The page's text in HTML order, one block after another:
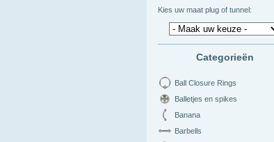
Kies uw maat plug of tunnel:
Categorieën
Ball Closure Rings
Balletjes en spikes
Banana
Barbells